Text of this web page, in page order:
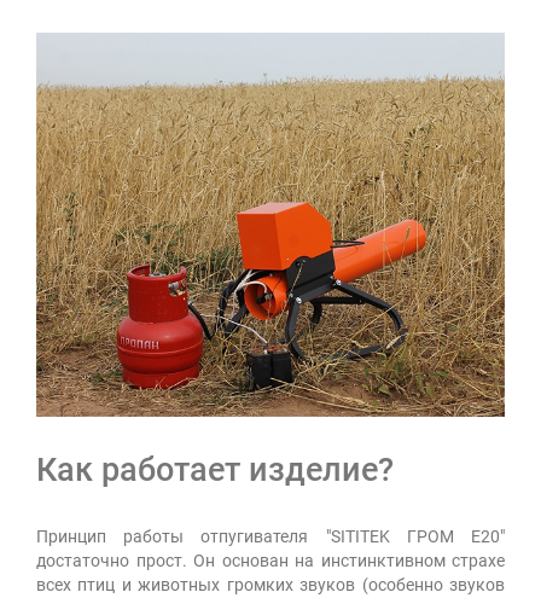
Как работает изделие?
Принцип работы отпугивателя "SITITEK ГРОМ E20"
достаточно прост. Он основан на инстинктивном страхе
всех птиц и животных громких звуков (особенно звуков